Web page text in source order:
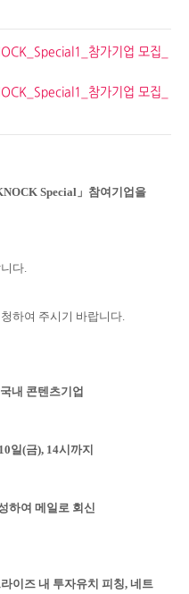
참가기업 모집_
참가기업 모집_
Special」참여기업을
다.
하여 주시기 바랍니다.
내 콘텐츠기업
일(금), 14시까지
하여 메일로 회신
이즈 내 투자유치 피칭, 네트